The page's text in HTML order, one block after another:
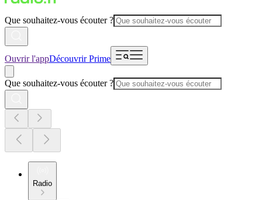
Que souhaitez-vous écouter ?
Ouvrir l'appDécouvrir Prime
Que souhaitez-vous écouter ?
Radio